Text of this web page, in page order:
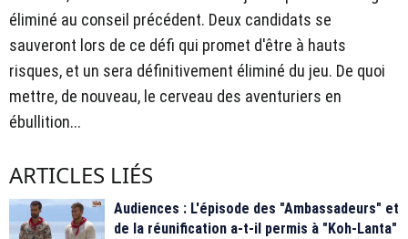
éliminé au conseil précédent. Deux candidats se
sauveront lors de ce défi qui promet d'être à hauts
risques, et un sera définitivement éliminé du jeu. De quoi
mettre, de nouveau, le cerveau des aventuriers en
ébullition...
ARTICLES LIÉS
Audiences : L'épisode des "Ambassadeurs" et
de la réunification a-t-il permis à "Koh-Lanta"